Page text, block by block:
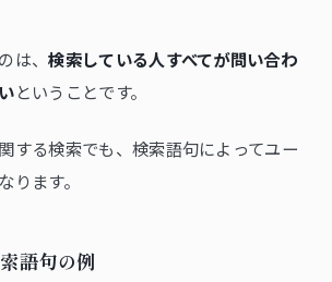
は、検索している人すべてが問い合わ
ということです。
する検索でも、検索語句によってユー
ります。
語句の例